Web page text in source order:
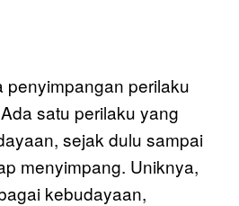
penyimpangan perilaku
satu perilaku yang
sejak dulu sampai
menyimpang. Uniknya,
kebudayaan,